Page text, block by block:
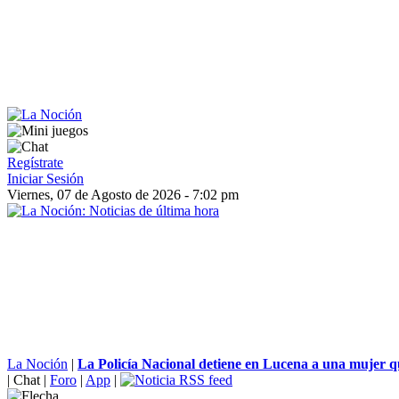
Regístrate
Iniciar Sesión
Viernes, 07 de Agosto de 2026 - 7:02 pm
La Noción | La Policía Nacional detiene en Lucena a una mujer
| Chat | Foro | App |